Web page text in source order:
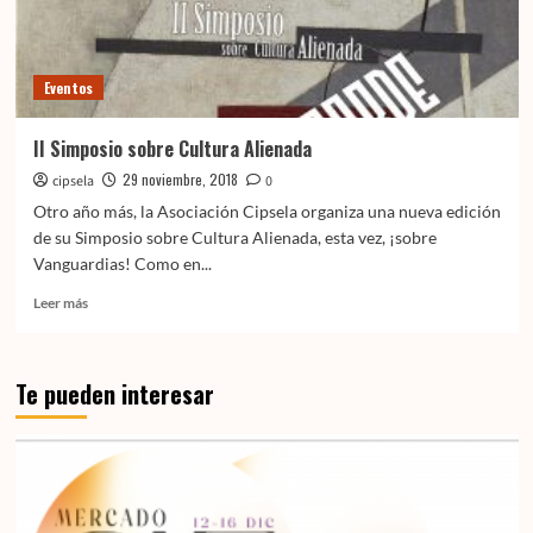
Eventos
II Simposio sobre Cultura Alienada
cipsela 29 noviembre, 2018
0
Otro año más, la Asociación Cipsela organiza una nueva edición
de su Simposio sobre Cultura Alienada, esta vez, ¡sobre
Vanguardias! Como en...
Leer másLeer
Simposio
sobre
Cultura
Alienada
Te pueden interesar